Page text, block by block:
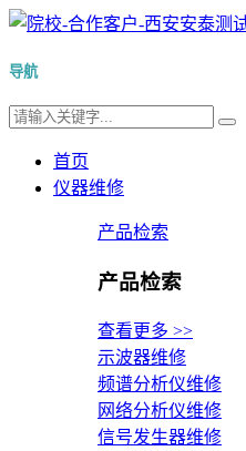
导航
首页
仪器维修
产品检索
产品检索
查看更多 >>
示波器维修
频谱分析仪维修
网络分析仪维修
信号发生器维修